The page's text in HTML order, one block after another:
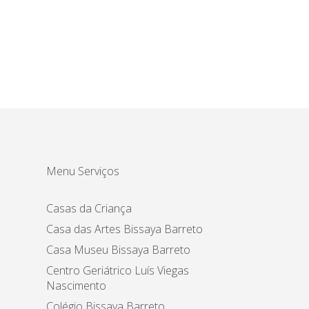
Menu Serviços
Casas da Criança
Casa das Artes Bissaya Barreto
Casa Museu Bissaya Barreto
Centro Geriátrico Luís Viegas
Nascimento
Colégio Bissaya Barreto